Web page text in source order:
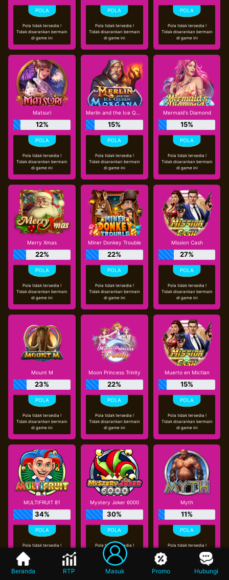
Pola tidak tersedia !
Tidak disarankan bermain
di game ini
Pola tidak tersedia !
Tidak disarankan bermain
di game ini
Pola tidak tersedia !
Tidak disarankan bermain
di game ini
Matsuri
12%
Pola tidak tersedia !
Tidak disarankan bermain
di game ini
Merlin and the Ice Queen Morgana
15%
Pola tidak tersedia !
Tidak disarankan bermain
di game ini
Mermaid's Diamond
15%
Pola tidak tersedia !
Tidak disarankan bermain
di game ini
Merry Xmas
22%
Pola tidak tersedia !
Tidak disarankan bermain
di game ini
Miner Donkey Trouble
22%
Pola tidak tersedia !
Tidak disarankan bermain
di game ini
Mission Cash
27%
Pola tidak tersedia !
Tidak disarankan bermain
di game ini
Mount M
23%
Pola tidak tersedia !
Tidak disarankan bermain
di game ini
Moon Princess Trinity
22%
Pola tidak tersedia !
Tidak disarankan bermain
di game ini
Muerto en Mictlan
15%
Pola tidak tersedia !
Tidak disarankan bermain
di game ini
MULTIFRUIT 81
34%
Pola tidak tersedia !
Tidak disarankan bermain
Mystery Joker 6000
30%
Pola tidak tersedia !
Tidak disarankan bermain
di game ini
Myth
11%
Pola tidak tersedia !
Tidak disarankan bermain
Beranda RTP Masuk Promo Hubungi